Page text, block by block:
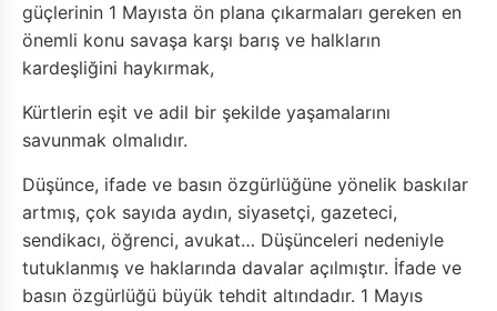
güçlerinin 1 Mayısta ön plana çıkarmaları gereken en
önemli konu savaşa karşı barış ve halkların
kardeşliğini haykırmak,
Kürtlerin eşit ve adil bir şekilde yaşamalarını
savunmak olmalıdır.
Düşünce, ifade ve basın özgürlüğüne yönelik baskılar
artmış, çok sayıda aydın, siyasetçi, gazeteci,
sendikacı, öğrenci, avukat… Düşünceleri nedeniyle
tutuklanmış ve haklarında davalar açılmıştır. İfade ve
basın özgürlüğü büyük tehdit altındadır. 1 Mayıs